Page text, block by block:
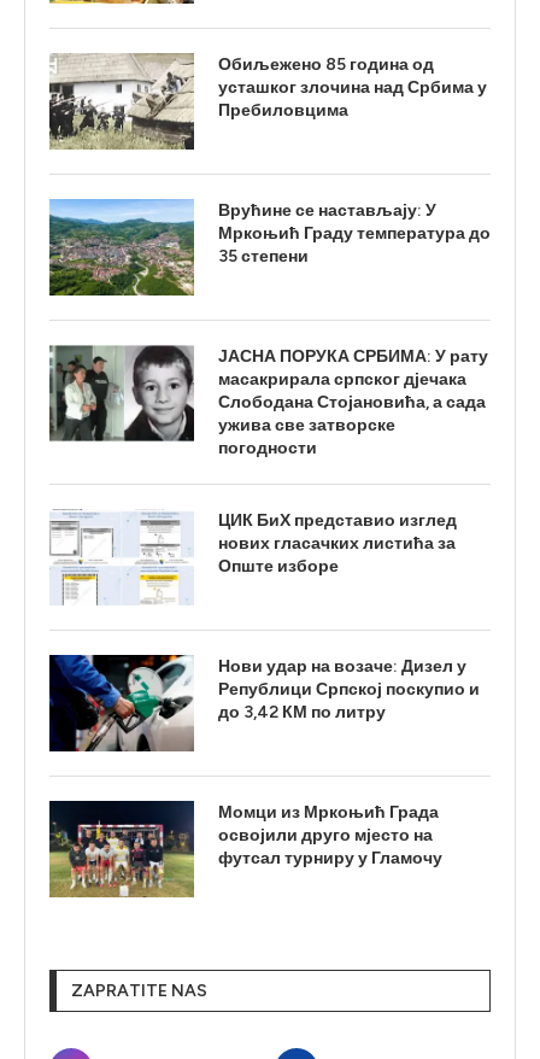
Обиљежено 85 година од
усташког злочина над Србима у
Пребиловцима
Врућине се настављају: У
Мркоњић Граду температура до
35 степени
ЈАСНА ПОРУКА СРБИМА: У рату
масакрирала српског дјечака
Слободана Стојановића, а сада
ужива све затворске
погодности
ЦИК БиХ представио изглед
нових гласачких листића за
Опште изборе
Нови удар на возаче: Дизел у
Републици Српској поскупио и
до 3,42 КМ по литру
Момци из Мркоњић Града
освојили друго мјесто на
футсал турниру у Гламочу
ZAPRATITE NAS